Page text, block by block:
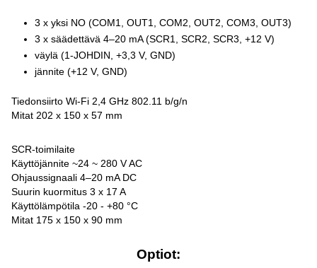
3 x yksi NO (COM1, OUT1, COM2, OUT2, COM3, OUT3)
3 x säädettävä 4–20 mA (SCR1, SCR2, SCR3, +12 V)
väylä (1-JOHDIN, +3,3 V, GND)
jännite (+12 V, GND)
Tiedonsiirto Wi-Fi 2,4 GHz 802.11 b/g/n
Mitat 202 x 150 x 57 mm
SCR-toimilaite
Käyttöjännite ~24 ~ 280 V AC
Ohjaussignaali 4–20 mA DC
Suurin kuormitus 3 x 17 A
Käyttölämpötila -20 - +80 °C
Mitat 175 x 150 x 90 mm
Optiot: